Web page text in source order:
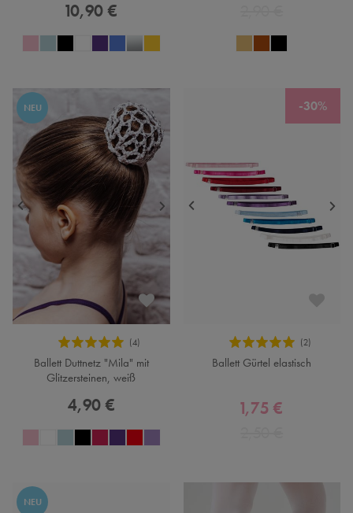
10,90 €
NEU
Ballett Duttnetz "Mila" mit
Glitzersteinen, weiß
4,90 €
-30%
Ballett Gürtel elastisch
1,75 €
NEU